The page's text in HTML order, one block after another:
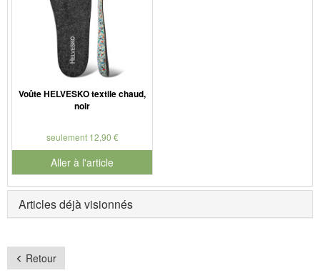
Voûte HELVESKO textile chaud,
noir
seulement 12,90 €
Aller à l'article
Articles déjà visionnés
Retour